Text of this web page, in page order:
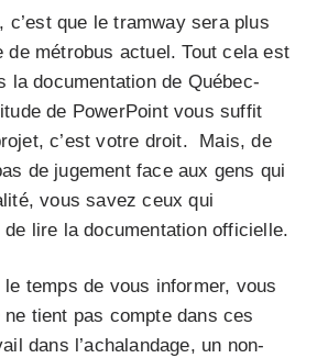
c’est que le tramway sera plus
de métrobus actuel. Tout cela est
la documentation de Québec-
de PowerPoint vous suffit
c’est votre droit. Mais, de
de jugement face aux gens qui
vous savez ceux qui
lire la documentation officielle.
temps de vous informer, vous
tient pas compte dans ces
dans l’achalandage, un non-